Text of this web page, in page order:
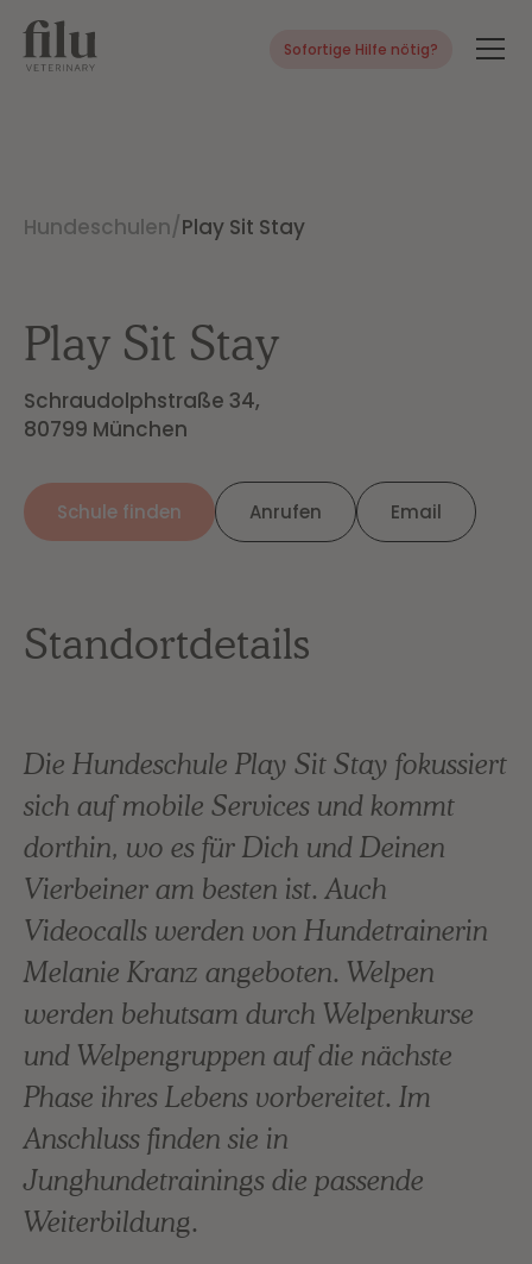
Sofortige Hilfe nötig?
Hundeschulen/Play Sit Stay
Play Sit Stay
Schraudolphstraße 34,
80799 München
Schule finden Anrufen Email
Standortdetails
Die Hundeschule Play Sit Stay fokussiert
sich auf mobile Services und kommt
dorthin, wo es für Dich und Deinen
Vierbeiner am besten ist. Auch
Videocalls werden von Hundetrainerin
Melanie Kranz angeboten. Welpen
werden behutsam durch Welpenkurse
und Welpengruppen auf die nächste
Phase ihres Lebens vorbereitet. Im
Anschluss finden sie in
Junghundetrainings die passende
Weiterbildung.